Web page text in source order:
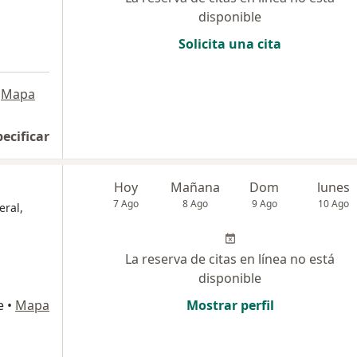
Mapa
disponible
Solicita una cita
• Mapa
Hoy
7 Ago
Mañana
8 Ago
Dom
9 Ago
lunes
10 Ago
La reserva de citas en línea no está
disponible
Mostrar perfil